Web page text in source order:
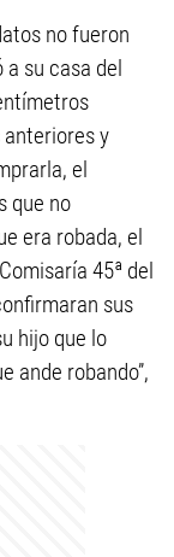
no fueron
su casa del
y
el
que no
era robada, el
45ª del
sus
hijo que lo
ande robando”,